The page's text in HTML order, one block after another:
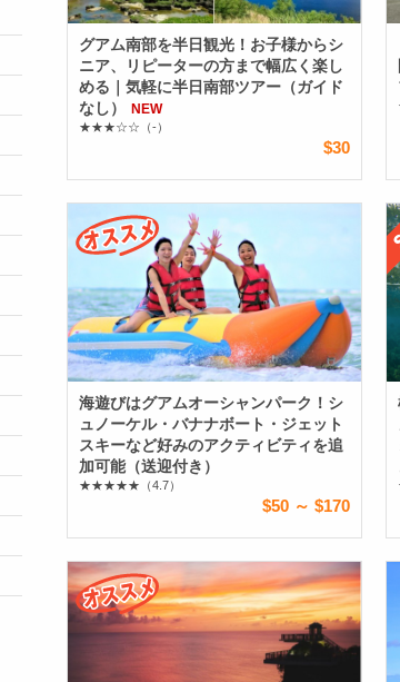
グアム南部を半日観光！お子様からシ
ニア、リピーターの方まで幅広く楽し
める｜気軽に半日南部ツアー（ガイド
なし）
NEW
★★★☆☆ （-）
$30
海遊びはグアムオーシャンパーク！シ
ュノーケル・バナナボート・ジェット
スキーなど好みのアクティビティを追
加可能（送迎付き）
★★★★★ （4.7）
$50 ～ $170